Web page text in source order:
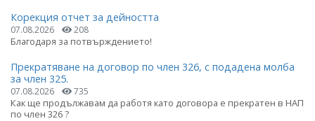
Корекция отчет за дейността
07.08.2026 208
Благодаря за потвърждението!
Прекратяване на договор по член 326, с подадена молба
за член 325.
07.08.2026 735
Как ще продължавам да работя като договора е прекратен в НАП
по член 326 ?